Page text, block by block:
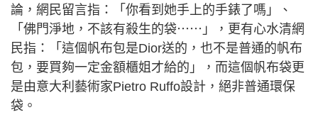
論，網民留言指：「你看到她手上的手錶了嗎」、
「佛門淨地，不該有殺生的袋⋯⋯」，更有心水清網
民指：「這個帆布包是Dior送的，也不是普通的帆布
包，要買夠一定金額櫃姐才給的」，而這個帆布袋更
是由意大利藝術家Pietro Ruffo設計，絕非普通環保
袋。